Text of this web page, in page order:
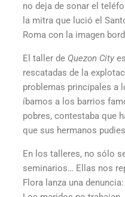
no deja de sonar el
la mitra que lució el
Roma con la imagen
El taller de Quezon City
rescatadas de la
problemas principales a
íbamos a los barrios
pobres, contestaba que
que sus hermanos
En los talleres, no sólo
seminarios… Ellas nos
Flora lanza una